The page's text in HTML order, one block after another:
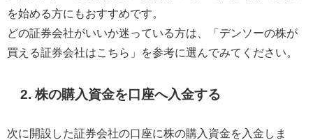
を始める方にもおすすめです。
どの証券会社がいいか迷っている方は、「デンソーの株が
買える証券会社はこちら」を参考に選んでみてください。
2. 株の購入資金を口座へ入金する
次に開設した証券会社の口座に株の購入資金を入金しま